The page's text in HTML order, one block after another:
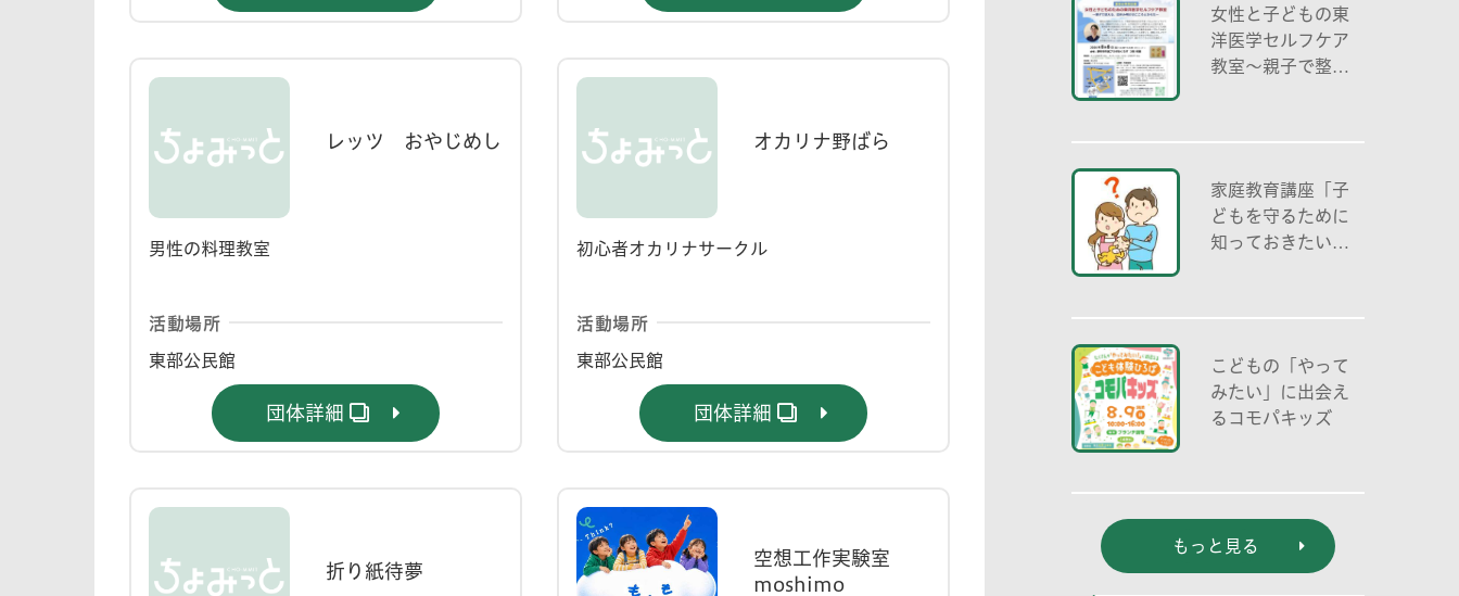
レッツ おやじめし
男性の料理教室
活動場所
東部公民館
団体詳細
オカリナ野ばら
初心者オカリナサークル
活動場所
東部公民館
団体詳細
折り紙待夢
空想工作実験室
moshimo
女性と子どもの東
洋医学セルフケア
教室～親子で整え
家庭教育講座「子
どもを守るために
知っておきたいこ
こどもの「やって
みたい」に出会え
るコモパキッズ
もっと見る